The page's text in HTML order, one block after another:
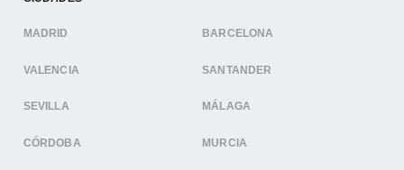
MADRID BARCELONA
VALENCIA SANTANDER
SEVILLA MÁLAGA
CÓRDOBA MURCIA